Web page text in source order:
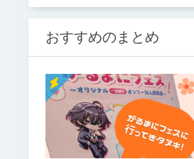
おすすめのまとめ